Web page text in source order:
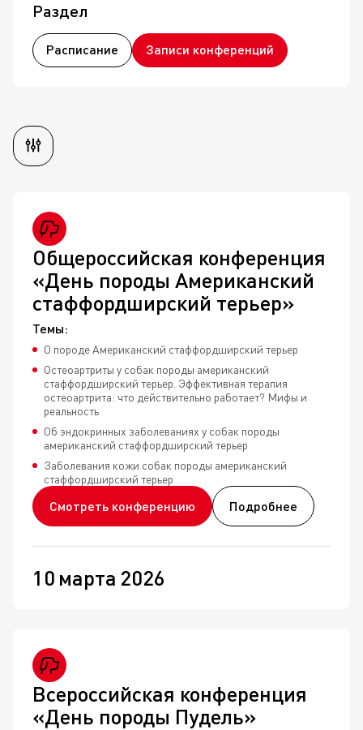
Раздел
Расписание Записи конференций
10 марта 2026
Общероссийская конференция
«День породы Американский
стаффордширский терьер»
Темы:
О породе Американский стаффордширский терьер
Остеоартриты у собак породы американский
стаффордширский терьер. Эффективная терапия
остеоартрита: что действительно работает? Мифы и
реальность
Об эндокринных заболеваниях у собак породы
американский стаффордширский терьер
Заболевания кожи собак породы американский
стаффордширский терьер
Смотреть конференцию Подробнее
Всероссийская конференция
«День породы Пудель»